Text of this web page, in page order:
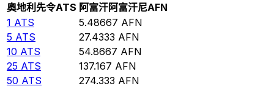
奧地利先令ATS 阿富汗阿富汗尼AFN
1 ATS 5.48667 AFN
5 ATS 27.4333 AFN
10 ATS 54.8667 AFN
25 ATS 137.167 AFN
50 ATS 274.333 AFN